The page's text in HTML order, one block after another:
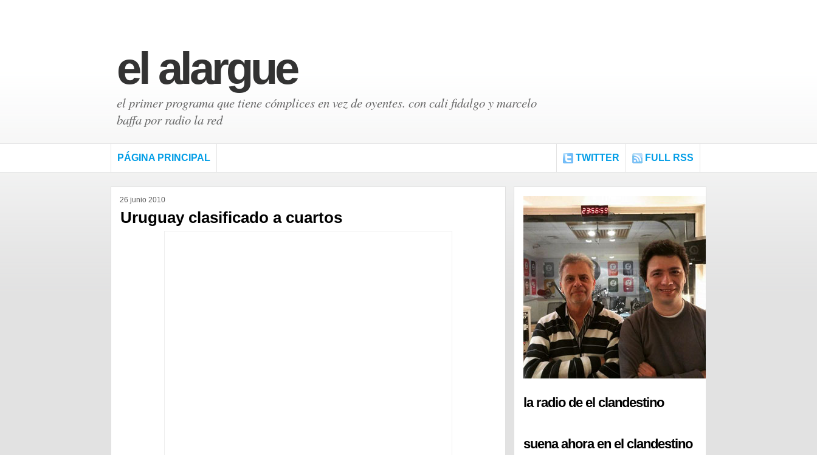
el alargue
el primer programa que tiene cómplices en vez de oyentes. con cali fidalgo y marcelo
baffa por radio la red
PÁGINA PRINCIPAL TWITTER FULL RSS
26 junio 2010
Uruguay clasificado a cuartos
la radio de el clandestino
suena ahora en el clandestino